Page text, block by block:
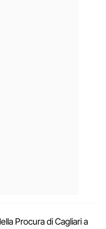
Procura di Cagliari a